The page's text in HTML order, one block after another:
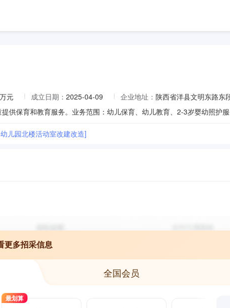
元 成立日期： 2025-04-09 企业地址： 陕西省洋县文明东路东
供保育和教育服务。业务范围：幼儿保育、幼儿教育、2-3岁婴幼照护服
儿园北楼活动室改建改造]
更多招采信息
全国会员
最划算